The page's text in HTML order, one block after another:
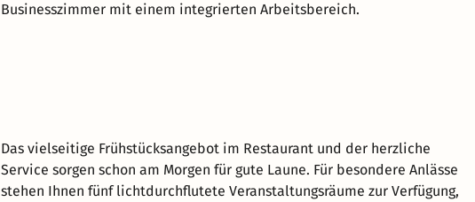
Businesszimmer mit einem integrierten Arbeitsbereich.
Das vielseitige Frühstücksangebot im Restaurant und der herzliche
Service sorgen schon am Morgen für gute Laune. Für besondere Anlässe
stehen Ihnen fünf lichtdurchflutete Veranstaltungsräume zur Verfügung,